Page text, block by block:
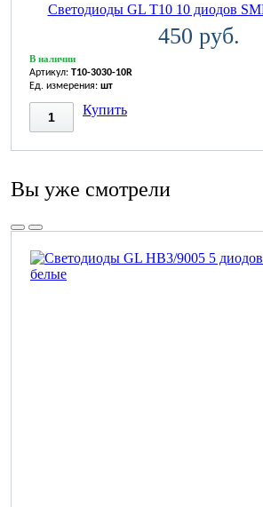
Светодиоды GL T10 10 диодов
450 руб.
В наличии
Артикул: T10-3030-10R
Ед. измерения: шт
Купить
Вы уже смотрели